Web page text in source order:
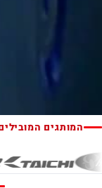
המותגים